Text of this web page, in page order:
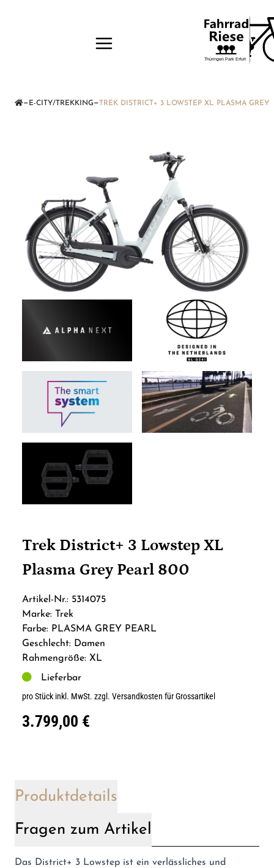
— E-CITY/TREKKING—TREK DISTRICT+ 3 LOWSTEP XL PLASMA GREY
Trek District+ 3 Lowstep XL
Plasma Grey Pearl 800
Artikel-Nr.: 5314075
Marke: Trek
Farbe: PLASMA GREY PEARL
Geschlecht: Damen
Rahmengröße: XL
Lieferbar
pro Stück inkl. MwSt. zzgl. Versandkosten für Grossartikel
3.799,00 €
Produktdetails
Fragen zum Artikel
Das District+ 3 Lowstep ist ein verlässliches und